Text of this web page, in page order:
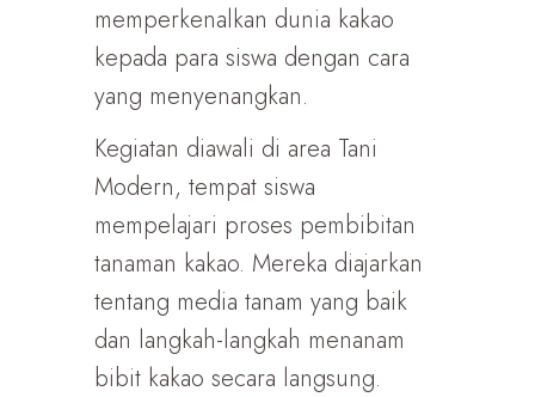
memperkenalkan dunia kakao
kepada para siswa dengan cara
yang menyenangkan.
Kegiatan diawali di area Tani
Modern, tempat siswa
mempelajari proses pembibitan
tanaman kakao. Mereka diajarkan
tentang media tanam yang baik
dan langkah-langkah menanam
bibit kakao secara langsung.